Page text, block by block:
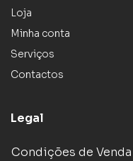
Loja
Minha conta
Serviços
Contactos
Legal
Condições de Venda